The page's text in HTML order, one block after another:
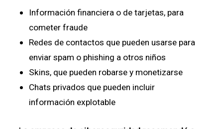
Información financiera o de tarjetas, para
cometer fraude
Redes de contactos que pueden usarse para
enviar spam o phishing a otros niños
Skins, que pueden robarse y monetizarse
Chats privados que pueden incluir
información explotable